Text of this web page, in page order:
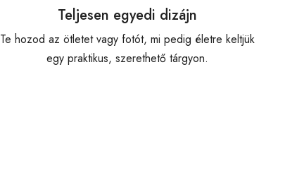
Teljesen egyedi dizájn
Te hozod az ötletet vagy fotót, mi pedig életre keltjük
egy praktikus, szerethető tárgyon.